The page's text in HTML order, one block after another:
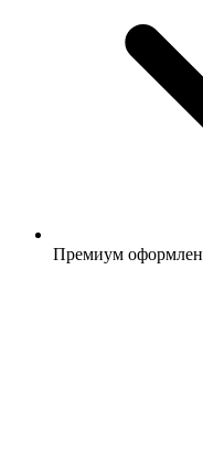
Премиум